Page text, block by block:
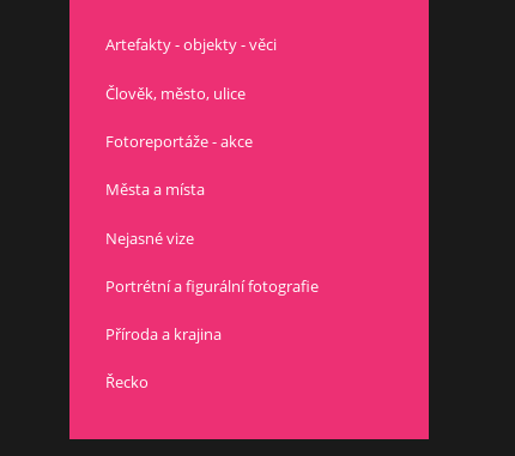
Artefakty - objekty - věci
Člověk, město, ulice
Fotoreportáže - akce
Města a místa
Nejasné vize
Portrétní a figurální fotografie
Příroda a krajina
Řecko